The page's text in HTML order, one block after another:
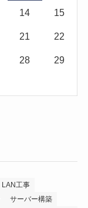
14 15
21 22
28 29
LAN工事
サーバー構築